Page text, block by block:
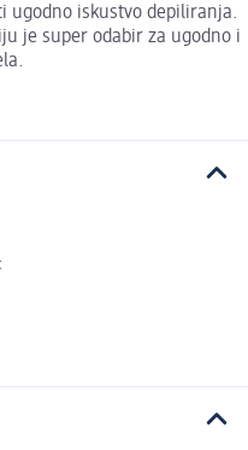
ugodno iskustvo depiliranja.
je super odabir za ugodno i